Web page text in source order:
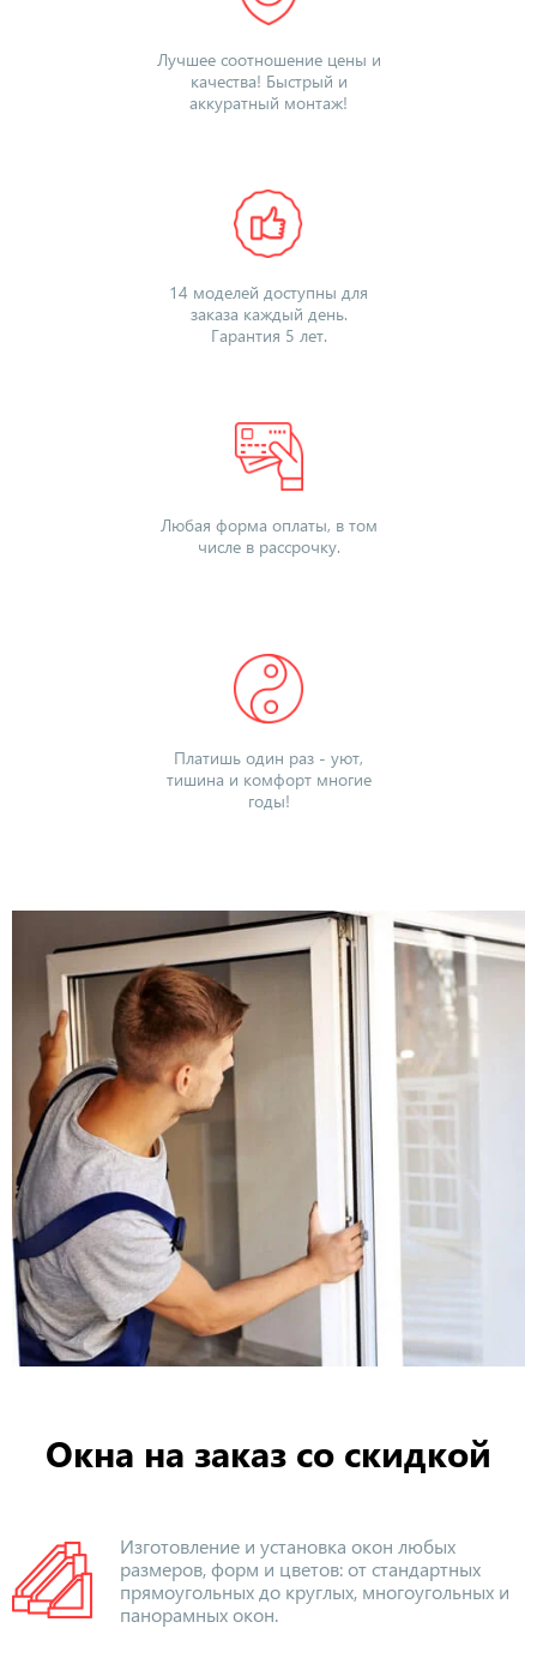
Лучшее соотношение цены и
качества! Быстрый и
аккуратный монтаж!
14 моделей доступны для
заказа каждый день.
Гарантия 5 лет.
Любая форма оплаты, в том
числе в рассрочку.
Платишь один раз - уют,
тишина и комфорт многие
годы!
Окна на заказ со скидкой
Изготовление и установка окон любых
размеров, форм и цветов: от стандартных
прямоугольных до круглых, многоугольных и
панорамных окон.